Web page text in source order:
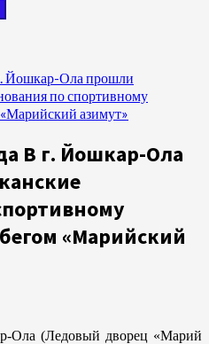
Йошкар-Ола прошли
по спортивному
азимут»
В г. Йошкар-Ола
«Марийский
Ола (Ледовый дворец «Марий